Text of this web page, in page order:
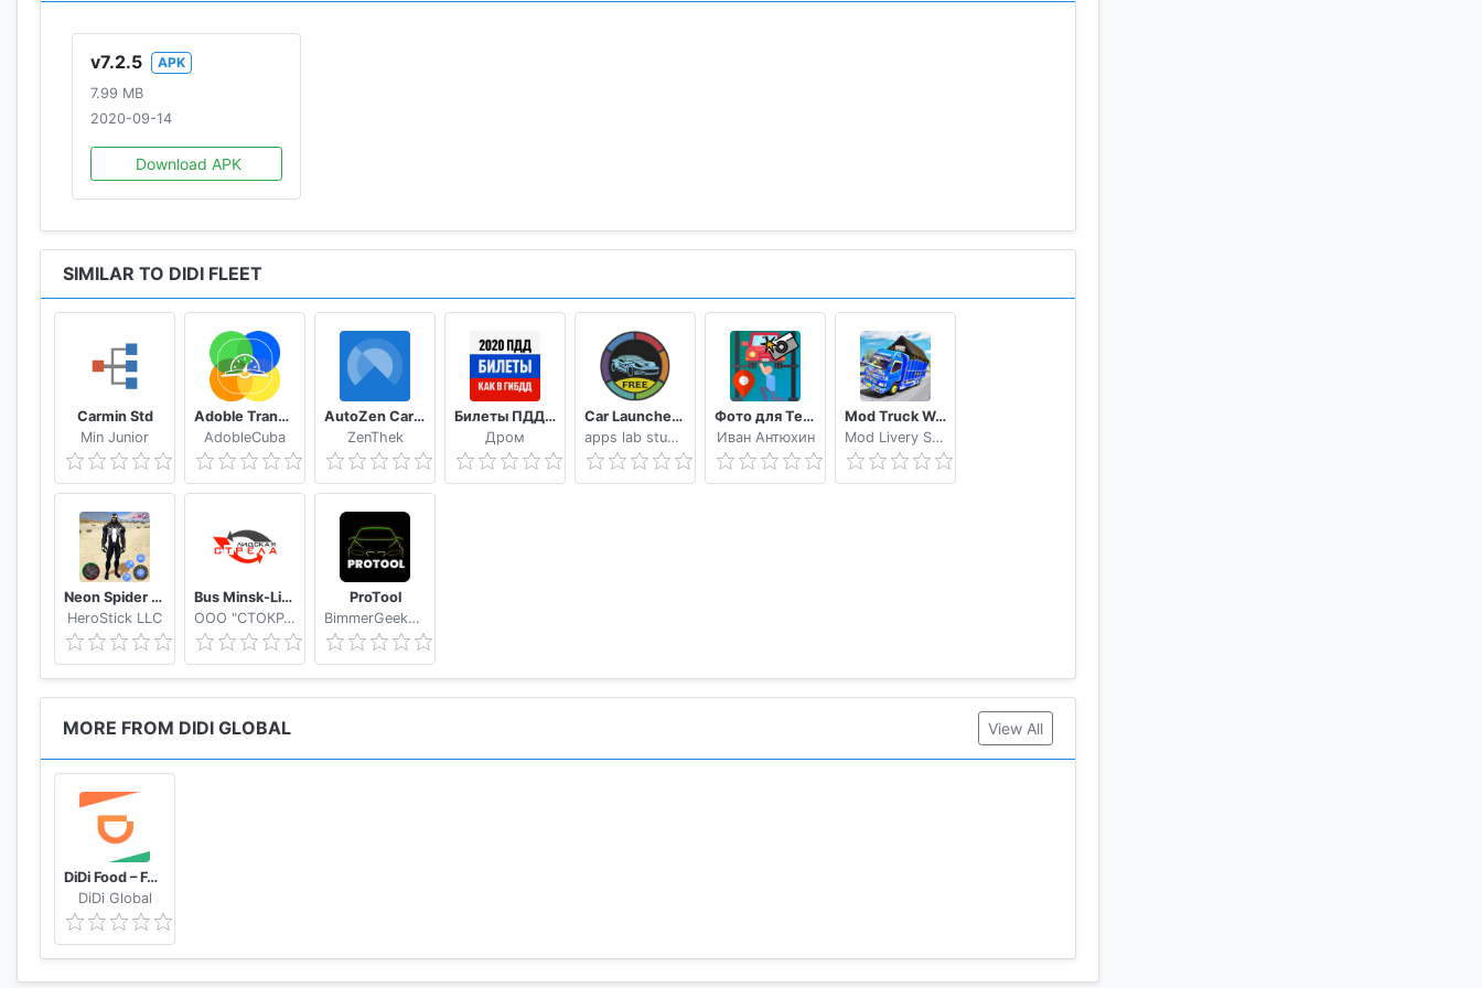
v7.2.5
APK
7.99 MB
2020-09-14
Download APK
SIMILAR TO DIDI FLEET
Carmin Std
Min Junior
Adoble TransiCuba
AdobleCuba
AutoZen Car launcher companion
ZenThek
Билеты ПДД 2020 и Экзамен ПДД онлайн правила ПДД
Дром
Car Launcher FREE
apps lab studio
Фото для Техосмотра
Иван Антюхин
Mod Truck Wahyu Abadi 2021
Mod Livery Simulator
Neon Spider Rope Hero : Vice Town
HeroStick LLC
Bus Minsk-Lida
OOO "СТОКРАТ"
ProTool
BimmerGeeks ProTool LLC
MORE FROM DIDI GLOBAL View All
DiDi Food – Food Delivery
DiDi Global